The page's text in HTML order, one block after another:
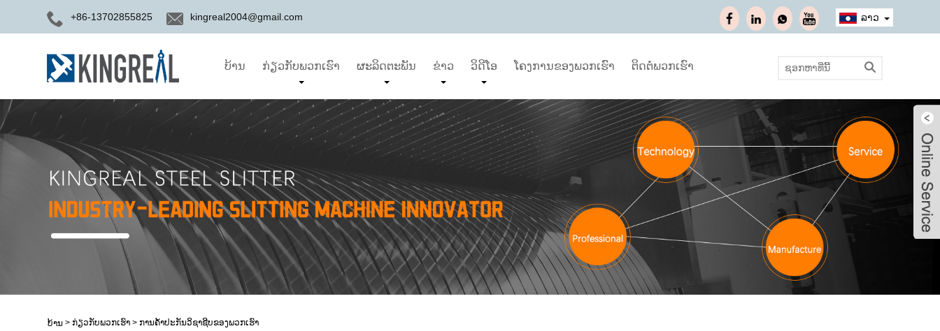
+86-13702855825 kingreal2004@gmail.com ລາວ
ບ້ານ ກ່ຽວກັບພວກເຮົາ ຜະລິດຕະພັນ ຂ່າວ ວິດີໂອ ໂຄງການຂອງພວກເຮົາ ຕິດຕໍ່ພວກເຮົາ
ບ້ານ > ກ່ຽວກັບພວກເຮົາ > ການຄ້ໍາປະກັນວິຊາຊີບຂອງພວກເຮົາ